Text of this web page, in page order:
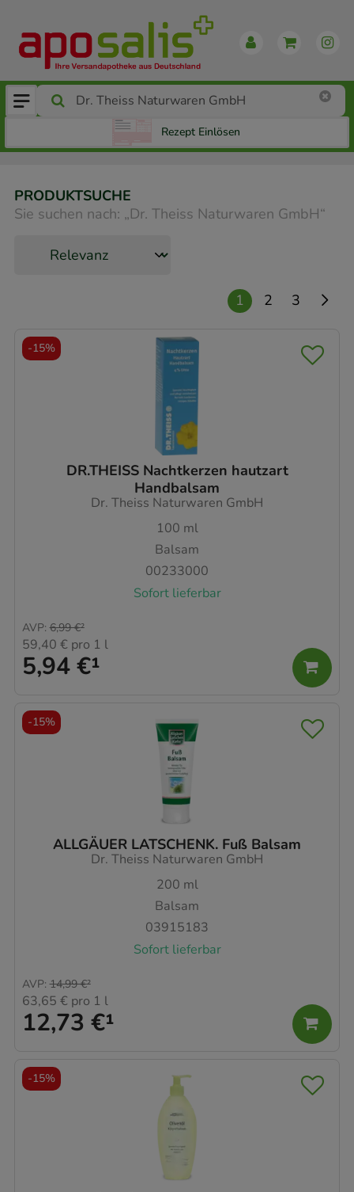
Rezept Einlösen
PRODUKTSUCHE
Sie suchen nach: „Dr. Theiss Naturwaren GmbH“
1 2 3
DR.THEISS Nachtkerzen hautzart
Handbalsam
Dr. Theiss Naturwaren GmbH
100 ml
Balsam
00233000
Sofort lieferbar
5,94 €¹
AVP: 6,99 €²
59,40 € pro 1 l
-15%
ALLGÄUER LATSCHENK. Fuß Balsam
Dr. Theiss Naturwaren GmbH
200 ml
Balsam
03915183
Sofort lieferbar
12,73 €¹
AVP: 14,99 €²
63,65 € pro 1 l
-15%
-15%